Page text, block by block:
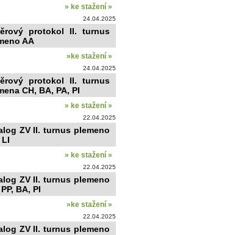
» ke stažení »
24.04.2025
protokol II. turnus
AA
»ke stažení »
24.04.2025
protokol II. turnus
CH, BA, PA, PI
» ke stažení »
22.04.2025
ZV II. turnus plemeno
LI
» ke stažení »
22.04.2025
ZV II. turnus plemeno
BA, PI
»ke stažení »
22.04.2025
ZV II. turnus plemeno